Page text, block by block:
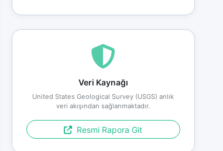
Veri Kaynağı
United States Geological Survey (USGS) anlık
veri akışından sağlanmaktadır.
Resmi Rapora Git